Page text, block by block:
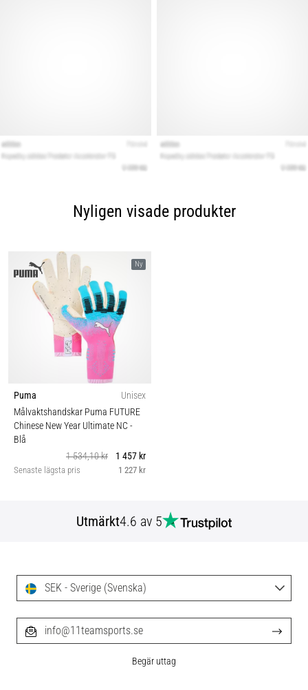
Nyligen visade produkter
Ny
Puma
Unisex
Målvaktshandskar Puma FUTURE
Chinese New Year Ultimate NC -
Blå
1 534,10 kr
1 457 kr
Senaste lägsta pris 1 227 kr
Utmärkt4.6 av 5
SEK - Sverige (Svenska)
info@11teamsports.se
Begär uttag